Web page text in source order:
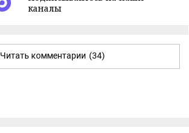
каналы
Читать комментарии (34)